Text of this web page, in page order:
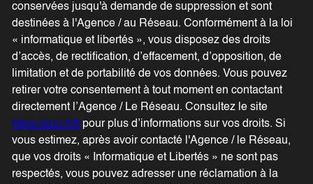
conservées jusqu'à demande de suppression et sont
destinées à l'Agence / au Réseau. Conformément à la loi
« informatique et libertés », vous disposez des droits
d’accès, de rectification, d’effacement, d’opposition, de
limitation et de portabilité de vos données. Vous pouvez
retirer votre consentement à tout moment en contactant
directement l’Agence / Le Réseau. Consultez le site
https://cnil.fr/frpour plus d’informations sur vos droits. Si
vous estimez, après avoir contacté l'Agence / le Réseau,
que vos droits « Informatique et Libertés » ne sont pas
respectés, vous pouvez adresser une réclamation à la